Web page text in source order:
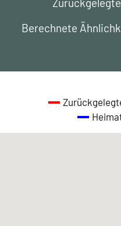
Berechnete